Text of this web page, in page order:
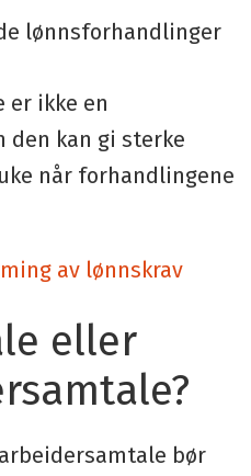
lønnsforhandlinger
er ikke en
den kan gi sterke
når forhandlingene
av lønnskrav
eller
bør